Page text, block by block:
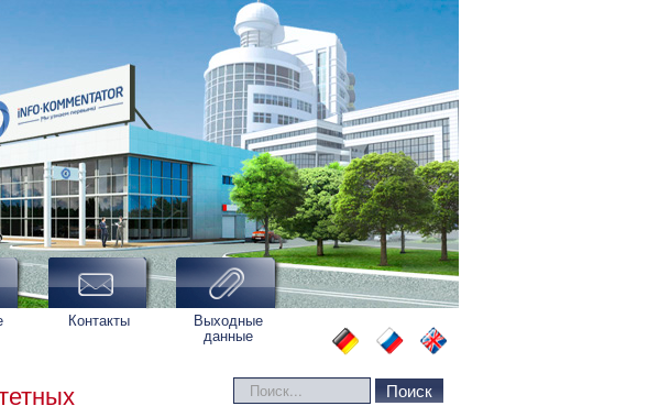
Контакты Выходные
данные
Искать... Поиск